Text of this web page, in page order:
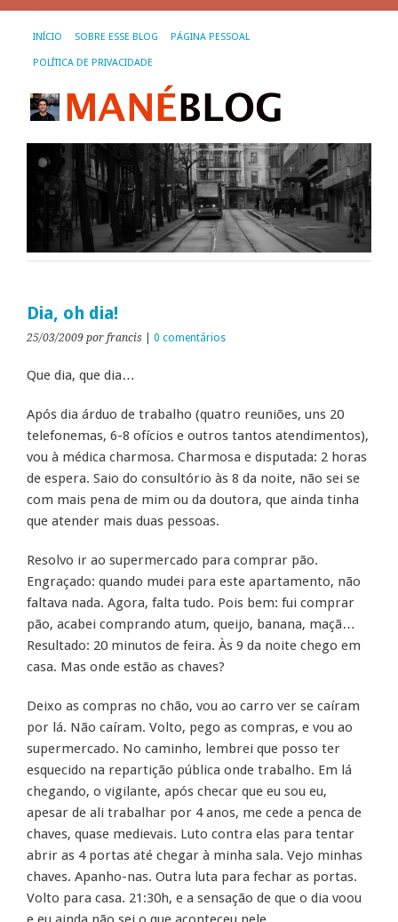
INÍCIO SOBRE ESSE BLOG PÁGINA PESSOAL
POLÍTICA DE PRIVACIDADE
Dia, oh dia!
25/03/2009 por francis 0 comentários
Que dia, que dia…
Após dia árduo de trabalho (quatro reuniões, uns 20
telefonemas, 6-8 ofícios e outros tantos atendimentos),
vou à médica charmosa. Charmosa e disputada: 2 horas
de espera. Saio do consultório às 8 da noite, não sei se
com mais pena de mim ou da doutora, que ainda tinha
que atender mais duas pessoas.
Resolvo ir ao supermercado para comprar pão.
Engraçado: quando mudei para este apartamento, não
faltava nada. Agora, falta tudo. Pois bem: fui comprar
pão, acabei comprando atum, queijo, banana, maçã…
Resultado: 20 minutos de feira. Às 9 da noite chego em
casa. Mas onde estão as chaves?
Deixo as compras no chão, vou ao carro ver se caíram
por lá. Não caíram. Volto, pego as compras, e vou ao
supermercado. No caminho, lembrei que posso ter
esquecido na repartição pública onde trabalho. Em lá
chegando, o vigilante, após checar que eu sou eu,
apesar de ali trabalhar por 4 anos, me cede a penca de
chaves, quase medievais. Luto contra elas para tentar
abrir as 4 portas até chegar à minha sala. Vejo minhas
chaves. Apanho-nas. Outra luta para fechar as portas.
Volto para casa. 21:30h, e a sensação de que o dia voou